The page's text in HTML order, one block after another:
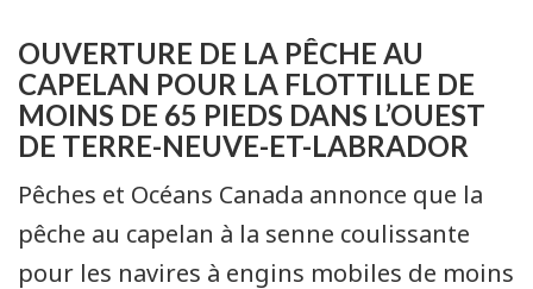
OUVERTURE DE LA PÊCHE AU
CAPELAN POUR LA FLOTTILLE DE
MOINS DE 65 PIEDS DANS L’OUEST
DE TERRE-NEUVE-ET-LABRADOR
Pêches et Océans Canada annonce que la
pêche au capelan à la senne coulissante
pour les navires à engins mobiles de moins